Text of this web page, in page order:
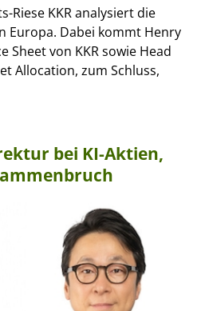
Riese KKR analysiert die
Europa. Dabei kommt Henry
Sheet von KKR sowie Head
Allocation, zum Schluss,
bei KI-Aktien,